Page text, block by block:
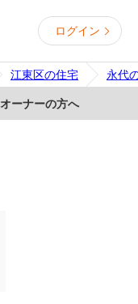
ログイン
江東区の住宅 永代
オーナーの方へ